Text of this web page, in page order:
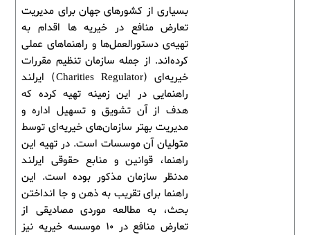
بسیاری از کشورهای جهان برای مدیریت
تعارض منافع در خیریه ها اقدام به
تهیه‌ی دستورالعمل‌ها و راهنماهای عملی
کرده‌اند. از جمله سازمان تنظیم مقررات
خیریه‌ای (Charities Regulator) ایرلند
راهنمایی در این زمینه تهیه کرده که
هدف از آن تشویق و تسهیل اداره و
مدیریت بهتر سازمان‌های خیریه‌ای توسط
متولیان آن موسسات است. در تهیه این
راهنما، قوانین و منابع حقوقی ایرلند
مدنظر سازمان مذکور بوده است. این
راهنما برای تقریب به ذهن و جا انداختن
بحث، به مطالعه موردی مصادیقی از
تعارض منافع در 10 موسسه خیریه نیز